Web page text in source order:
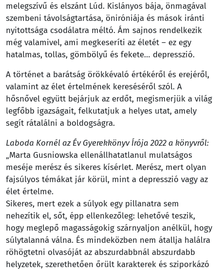
melegszívű és elszánt Lúd. Kislányos bája, önmagával
szembeni távolságtartása, öniróniája és mások iránti
nyitottsága csodálatra méltó. Ám sajnos rendelkezik
még valamivel, ami megkeseríti az életét – ez egy
hatalmas, tollas, gömbölyű és fekete… depresszió.
A történet a barátság örökkévaló értékéről és erejéről,
valamint az élet értelmének kereséséről szól. A
hősnővel együtt bejárjuk az erdőt, megismerjük a világ
legfőbb igazságait, felkutatjuk a helyes utat, amely
segít rátalálni a boldogságra.
Laboda Kornél az Év Gyerekkönyv Írója 2022 a könyvről:
„Marta Gusniowska ellenállhatatlanul mulatságos
meséje merész és sikeres kísérlet. Merész, mert olyan
fajsúlyos témákat jár körül, mint a depresszió vagy az
élet értelme.
Sikeres, mert ezek a súlyok egy pillanatra sem
nehezítik el, sőt, épp ellenkezőleg: lehetővé teszik,
hogy meglepő magasságokig szárnyaljon anélkül, hogy
súlytalanná válna. És mindeközben nem átallja halálra
röhögtetni olvasóját az abszurdabbnál abszurdabb
helyzetek, szerethetően őrült karakterek és sziporkázó